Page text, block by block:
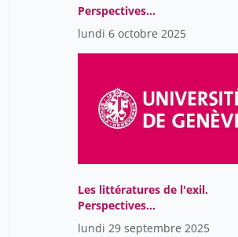
Perspectives
comparatistes
lundi 6 octobre 2025
Les littératures de l'exil.
Perspectives
comparatistes
lundi 29 septembre 2025